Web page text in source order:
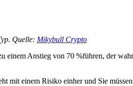
Quelle: Mikybull Crypto
Anstieg von 70 %führen, der
einem Risiko einher und Sie